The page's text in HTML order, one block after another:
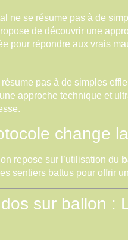
ne se résume pas à de
de découvrir une
pour répondre aux vrais
résume pas à de simples
approche technique et
change
repose sur l’utilisation du
sentiers battus pour offrir
sur ballon :